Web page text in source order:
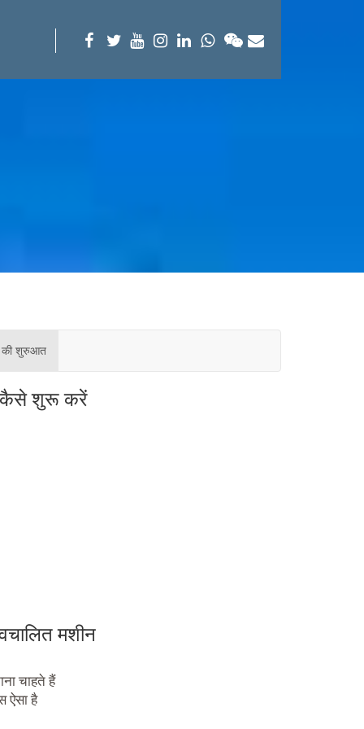
की शुरुआत
कैसे शुरू करें
मशीन
चाहते हैं
ऐसा है